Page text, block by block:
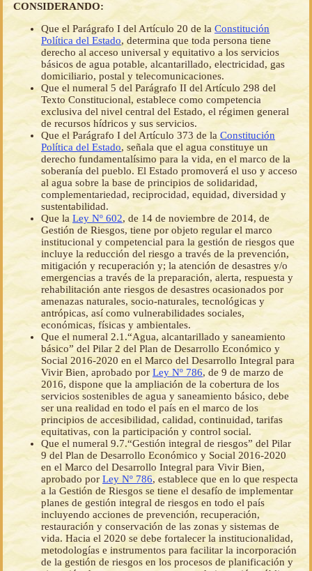
CONSIDERANDO:
Que el Parágrafo I del Artículo 20 de la Constitución
Política del Estado, determina que toda persona tiene
derecho al acceso universal y equitativo a los servicios
básicos de agua potable, alcantarillado, electricidad, gas
domiciliario, postal y telecomunicaciones.
Que el numeral 5 del Parágrafo II del Artículo 298 del
Texto Constitucional, establece como competencia
exclusiva del nivel central del Estado, el régimen general
de recursos hídricos y sus servicios.
Que el Parágrafo I del Artículo 373 de la Constitución
Política del Estado, señala que el agua constituye un
derecho fundamentalísimo para la vida, en el marco de la
soberanía del pueblo. El Estado promoverá el uso y acceso
al agua sobre la base de principios de solidaridad,
complementariedad, reciprocidad, equidad, diversidad y
sustentabilidad.
Que la Ley Nº 602, de 14 de noviembre de 2014, de
Gestión de Riesgos, tiene por objeto regular el marco
institucional y competencial para la gestión de riesgos que
incluye la reducción del riesgo a través de la prevención,
mitigación y recuperación y; la atención de desastres y/o
emergencias a través de la preparación, alerta, respuesta y
rehabilitación ante riesgos de desastres ocasionados por
amenazas naturales, socio-naturales, tecnológicas y
antrópicas, así como vulnerabilidades sociales,
económicas, físicas y ambientales.
Que el numeral 2.1.“Agua, alcantarillado y saneamiento
básico” del Pilar 2 del Plan de Desarrollo Económico y
Social 2016-2020 en el Marco del Desarrollo Integral para
Vivir Bien, aprobado por Ley Nº 786, de 9 de marzo de
2016, dispone que la ampliación de la cobertura de los
servicios sostenibles de agua y saneamiento básico, debe
ser una realidad en todo el país en el marco de los
principios de accesibilidad, calidad, continuidad, tarifas
equitativas, con la participación y control social.
Que el numeral 9.7.“Gestión integral de riesgos” del Pilar
9 del Plan de Desarrollo Económico y Social 2016-2020
en el Marco del Desarrollo Integral para Vivir Bien,
aprobado por Ley Nº 786, establece que en lo que respecta
a la Gestión de Riesgos se tiene el desafío de implementar
planes de gestión integral de riesgos en todo el país
incluyendo acciones de prevención, recuperación,
restauración y conservación de las zonas y sistemas de
vida. Hacia el 2020 se debe fortalecer la institucionalidad,
metodologías e instrumentos para facilitar la incorporación
de la gestión de riesgos en los procesos de planificación y